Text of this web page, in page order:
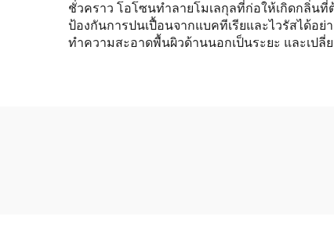
ชั่วคราว โอโซนทำลายโมเลกุลที่ก่อให้เกิดกลิ่น
ป้องกันการปนเปื้อนจากแบคทีเรียและไวรัสได้อ
ทำความสะอาดพื้นผิวด้านนอกเป็นระยะ และเปลี่